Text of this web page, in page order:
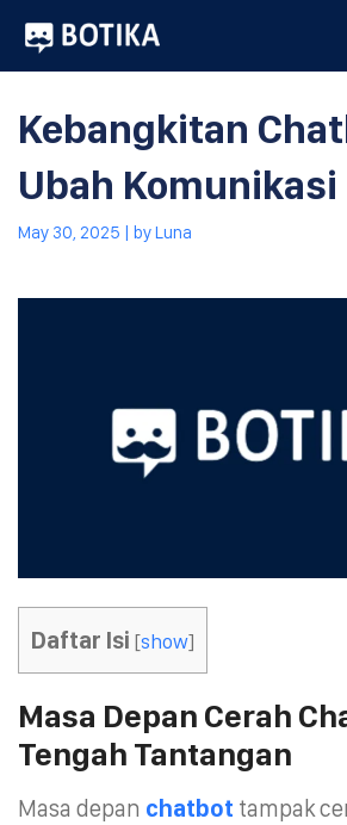
Kebangkitan
Ubah
May 30, 2025 | byLuna
Daftar Isi [show]
Masa Depan Cerah
Tengah Tantangan
Masa depan chatbot tampak